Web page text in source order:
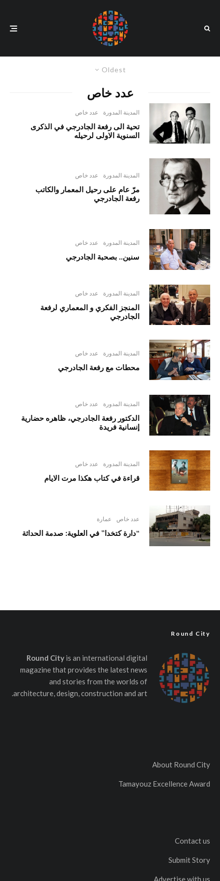
Oldest
عدد خاص
المدينة المدورة عدد خاص
تحية الى رفعة الجادرجي في الذكرى
السنوية الاولى لرحيله
المدينة المدورة عدد خاص
مرّ عام على رحيل المعمار والكاتب
رفعة الجادرجي
المدينة المدورة عدد خاص
سنين.. بصحبة الجادرجي
المدينة المدورة عدد خاص
المنجز الفكري و المعماري لرفعة
الجادرجي
المدينة المدورة عدد خاص
محطات مع رفعة الجادرجي
المدينة المدورة عدد خاص
الدكتور رفعة الجادرجي، ظاهره حضارية
إنسانية فريدة
المدينة المدورة عدد خاص
قراءة في كتاب هكذا مرت الايام
عدد خاص عمارة
“دارة كتخدا” في العلوية: صدمة الحداثة
Round City
Round Cityis an international digital
magazine that provides the latest news
and stories from the worlds of
architecture, design, construction and art.
About Round City
Tamayouz Excellence Award
Contact us
Submit Story
Advertise with us